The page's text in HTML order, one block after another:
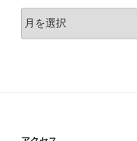
リ
ー
稿